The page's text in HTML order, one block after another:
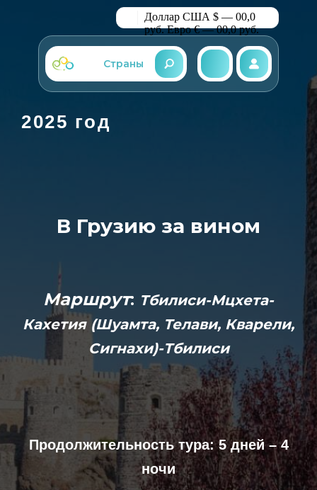
Доллар США $ — 00,0
руб. Евро € — 00,0 руб.
Страны
2025 год
В Грузию за вином
Maршрут: Тбилиси-Мцхета-
Кахетия (Шуамта, Телави, Кварели,
Сигнахи)-Тбилиси
Продолжительность тура: 5 дней – 4
ночи